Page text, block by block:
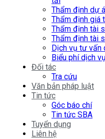
Thẩm định dự
Thẩm định giá
Thẩm định tài
Thẩm định tài
Dịch vụ tư vấn
Biểu phí dịch vụ
Đối tác
Tra cứu
Văn bản pháp luật
Tin tức
Góc báo chí
Tin tức SBA
Tuyển dụng
Liên hệ